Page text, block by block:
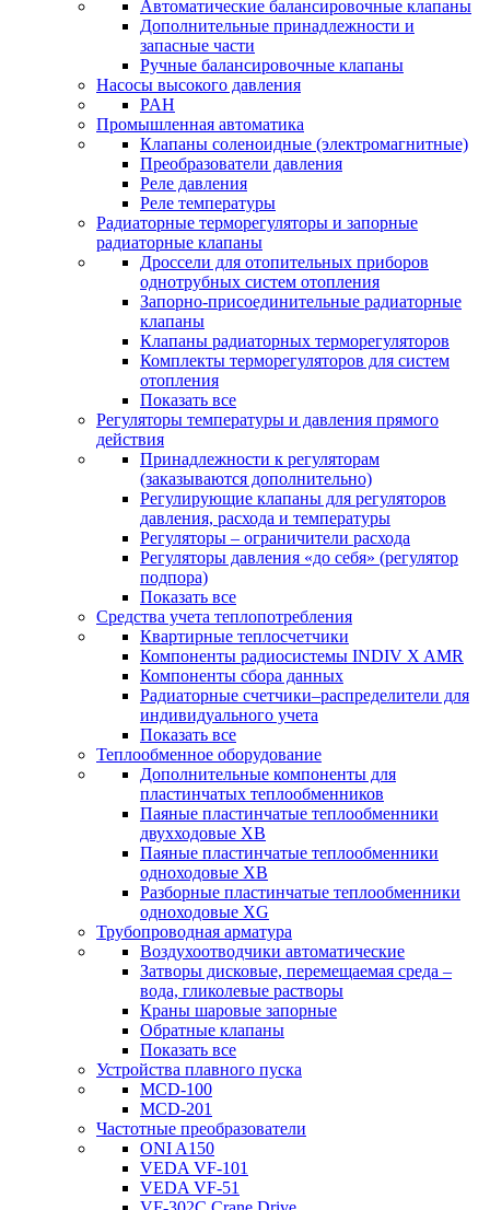
Автоматические балансировочные клапаны
Дополнительные принадлежности и
запасные части
Ручные балансировочные клапаны
Насосы высокого давления
PAH
Промышленная автоматика
Клапаны соленоидные (электромагнитные)
Преобразователи давления
Реле давления
Реле температуры
Радиаторные терморегуляторы и запорные
радиаторные клапаны
Дроссели для отопительных приборов
однотрубных систем отопления
Запорно-присоединительные радиаторные
клапаны
Клапаны радиаторных терморегуляторов
Комплекты терморегуляторов для систем
отопления
Показать все
Регуляторы температуры и давления прямого
действия
Принадлежности к регуляторам
(заказываются дополнительно)
Регулирующие клапаны для регуляторов
давления, расхода и температуры
Регуляторы – ограничители расхода
Регуляторы давления «до себя» (регулятор
подпора)
Показать все
Средства учета теплопотребления
Квартирные теплосчетчики
Компоненты радиосистемы INDIV X AMR
Компоненты сбора данных
Радиаторные счетчики–распределители для
индивидуального учета
Показать все
Теплообменное оборудование
Дополнительные компоненты для
пластинчатых теплообменников
Паяные пластинчатые теплообменники
двухходовые XB
Паяные пластинчатые теплообменники
одноходовые ХВ
Разборные пластинчатые теплообменники
одноходовые ХG
Трубопроводная арматура
Воздухоотводчики автоматические
Затворы дисковые, перемещаемая среда –
вода, гликолевые растворы
Краны шаровые запорные
Обратные клапаны
Показать все
Устройства плавного пуска
MCD-100
MCD-201
Частотные преобразователи
ONI A150
VEDA VF-101
VEDA VF-51